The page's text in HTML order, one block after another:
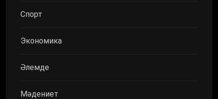
Спорт
Экономика
Әлемде
Мәдениет